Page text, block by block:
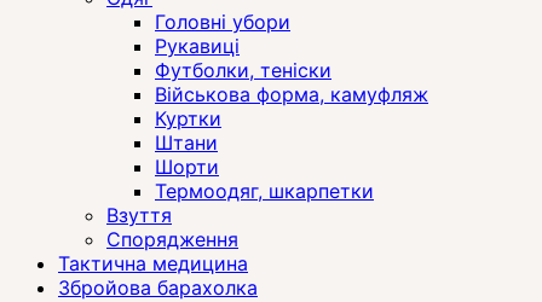
Головні убори
Рукавиці
Футболки, теніски
Військова форма, камуфляж
Куртки
Штани
Шорти
Термоодяг, шкарпетки
Взуття
Спорядження
Тактична медицина
Збройова барахолка